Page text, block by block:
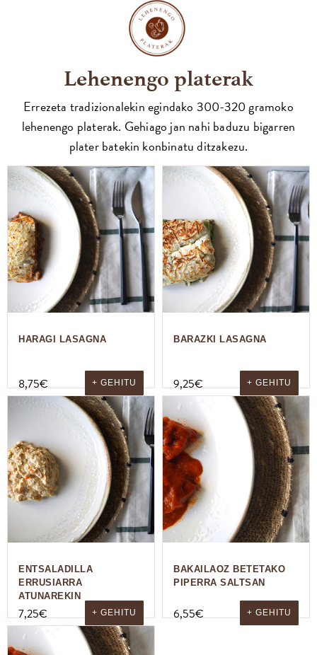
Lehenengo platerak
Errezeta tradizionalekin egindako 300-320 gramoko
lehenengo platerak. Gehiago jan nahi baduzu bigarren
plater batekin konbinatu ditzakezu.
HARAGI LASAGNA
8,75€ + GEHITU
BARAZKI LASAGNA
9,25€ + GEHITU
ENTSALADILLA
ERRUSIARRA
ATUNAREKIN
7,25€ + GEHITU
BAKAILAOZ BETETAKO
PIPERRA SALTSAN
6,55€ + GEHITU